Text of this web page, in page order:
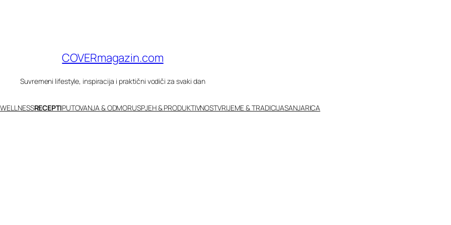
COVERmagazin.com
Suvremeni lifestyle, inspiracija i praktični vodiči za svaki dan
RECEPTIPUTOVANJA & ODMORUSPJEH & PRODUKTIVNOSTVRIJEME & TRADICIJASANJARICA